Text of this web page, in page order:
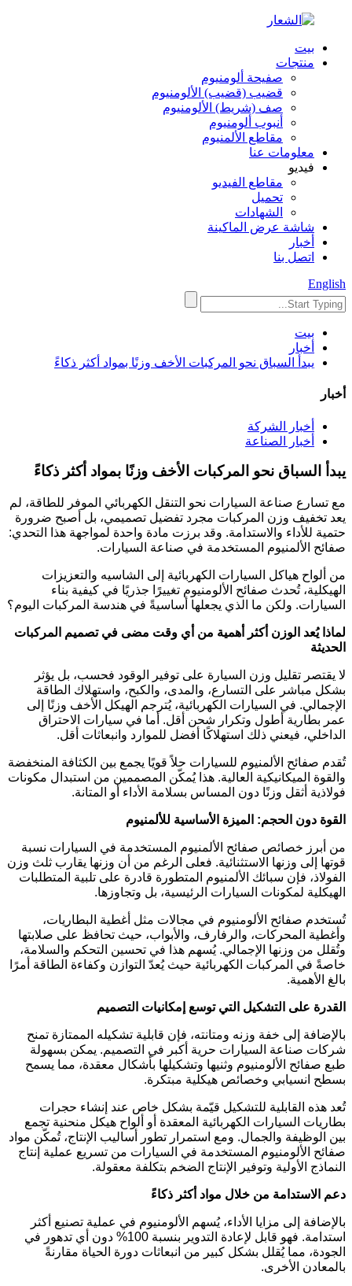
بيت
منتجات
صفيحة ألومنيوم
قضيب (قضيب) الألومنيوم
صف (شريط) الألومنيوم
أنبوب ألومنيوم
مقاطع الألمنيوم
معلومات عنا
فيديو
مقاطع الفيديو
تحميل
الشهادات
شاشة عرض الماكينة
أخبار
اتصل بنا
English
بيت
أخبار
يبدأ السباق نحو المركبات الأخف وزنًا بمواد أكثر ذكاءً
أخبار
أخبار الشركة
أخبار الصناعة
يبدأ السباق نحو المركبات الأخف وزنًا بمواد أكثر ذكاءً
مع تسارع صناعة السيارات نحو التنقل الكهربائي الموفر للطاقة، لم
يعد تخفيف وزن المركبات مجرد تفضيل تصميمي، بل أصبح ضرورة
حتمية للأداء والاستدامة. وقد برزت مادة واحدة لمواجهة هذا التحدي:
صفائح الألمنيوم المستخدمة في صناعة السيارات.
من ألواح هياكل السيارات الكهربائية إلى الشاسيه والتعزيزات
الهيكلية، تُحدث صفائح الألومنيوم تغييرًا جذريًا في كيفية بناء
السيارات. ولكن ما الذي يجعلها أساسيةً في هندسة المركبات اليوم؟
لماذا يُعد الوزن أكثر أهمية من أي وقت مضى في تصميم المركبات
الحديثة
لا يقتصر تقليل وزن السيارة على توفير الوقود فحسب، بل يؤثر
بشكل مباشر على التسارع، والمدى، والكبح، واستهلاك الطاقة
الإجمالي. في السيارات الكهربائية، يُترجم الهيكل الأخف وزنًا إلى
عمر بطارية أطول وتكرار شحن أقل. أما في سيارات الاحتراق
الداخلي، فيعني ذلك استهلاكًا أفضل للموارد وانبعاثات أقل.
تُقدم صفائح الألمنيوم للسيارات حلاً قويًا يجمع بين الكثافة المنخفضة
والقوة الميكانيكية العالية. هذا يُمكّن المصممين من استبدال مكونات
فولاذية أثقل وزنًا دون المساس بسلامة الأداء أو المتانة.
القوة دون الحجم: الميزة الأساسية للألمنيوم
من أبرز خصائص صفائح الألمنيوم المستخدمة في السيارات نسبة
قوتها إلى وزنها الاستثنائية. فعلى الرغم من أن وزنها يقارب ثلث وزن
الفولاذ، فإن سبائك الألمنيوم المتطورة قادرة على تلبية المتطلبات
الهيكلية لمكونات السيارات الرئيسية، بل وتجاوزها.
تُستخدم صفائح الألومنيوم في مجالات مثل أغطية البطاريات،
وأغطية المحركات، والرفارف، والأبواب، حيث تحافظ على صلابتها
وتُقلل من وزنها الإجمالي. يُسهم هذا في تحسين التحكم والسلامة،
خاصةً في المركبات الكهربائية حيث يُعدّ التوازن وكفاءة الطاقة أمرًا
بالغ الأهمية.
القدرة على التشكيل التي توسع إمكانيات التصميم
بالإضافة إلى خفة وزنه ومتانته، فإن قابلية تشكيله الممتازة تمنح
شركات صناعة السيارات حرية أكبر في التصميم. يمكن بسهولة
طبع صفائح الألومنيوم وثنيها وتشكيلها بأشكال معقدة، مما يسمح
بسطح انسيابي وخصائص هيكلية مبتكرة.
تُعد هذه القابلية للتشكيل قيّمة بشكل خاص عند إنشاء حجرات
بطاريات السيارات الكهربائية المعقدة أو ألواح هيكل منحنية تجمع
بين الوظيفة والجمال. ومع استمرار تطور أساليب الإنتاج، تُمكّن مواد
صفائح الألومنيوم المستخدمة في السيارات من تسريع عملية إنتاج
النماذج الأولية وتوفير الإنتاج الضخم بتكلفة معقولة.
دعم الاستدامة من خلال مواد أكثر ذكاءً
بالإضافة إلى مزايا الأداء، يُسهم الألومنيوم في عملية تصنيع أكثر
استدامة. فهو قابل لإعادة التدوير بنسبة 100% دون أي تدهور في
الجودة، مما يُقلل بشكل كبير من انبعاثات دورة الحياة مقارنةً
بالمعادن الأخرى.